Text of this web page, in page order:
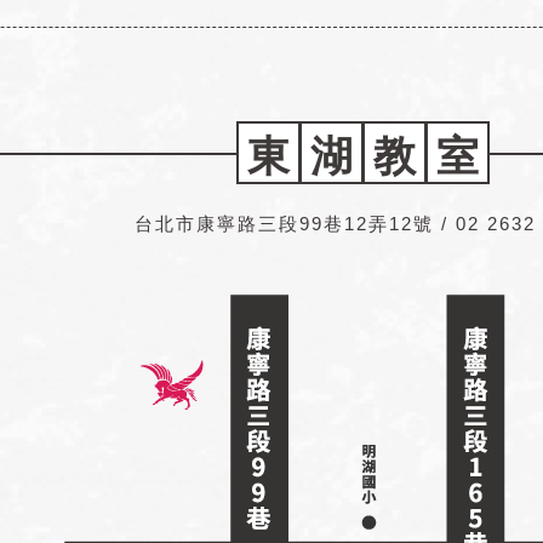
東 湖 教 室
台北市康寧路三段99巷12弄12號 / 02 2632